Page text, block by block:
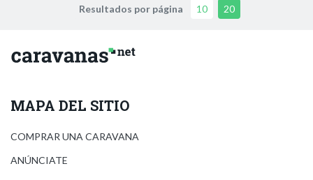
Resultados por página 10 20
MAPA DEL SITIO
COMPRAR UNA CARAVANA
ANÚNCIATE